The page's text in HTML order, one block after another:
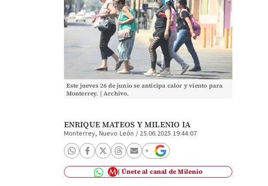
Este jueves 26 de junio se anticipa calor y viento para
Monterrey. | Archivo.
ENRIQUE MATEOS Y MILENIO IA
Monterrey, Nuevo León / 25.06.2025 19:44:07
Únete al canal de Milenio